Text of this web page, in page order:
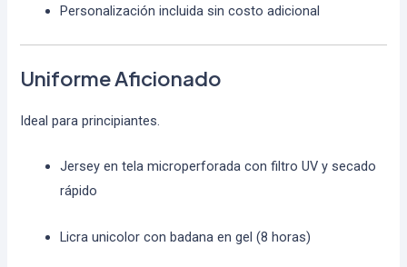
Personalización incluida sin costo adicional
Uniforme Aficionado
Ideal para principiantes.
Jersey en tela microperforada con filtro UV y secado
rápido
Licra unicolor con badana en gel (8 horas)